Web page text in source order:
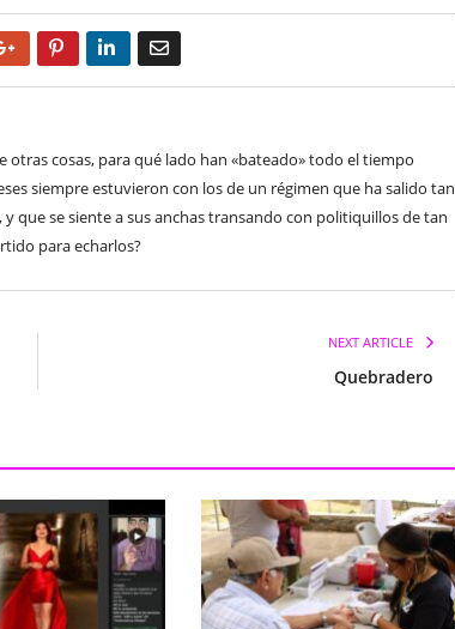
Google+ Pinterest LinkedIn
otras cosas, para qué lado han «bateado» todo el tiempo
siempre estuvieron con los de un régimen que ha salido tan
que se siente a sus anchas transando con politiquillos de tan
para echarlos?
NEXT ARTICLE
Quebradero